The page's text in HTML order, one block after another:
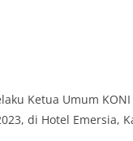
Ketua Umum
di Hotel Emersia,